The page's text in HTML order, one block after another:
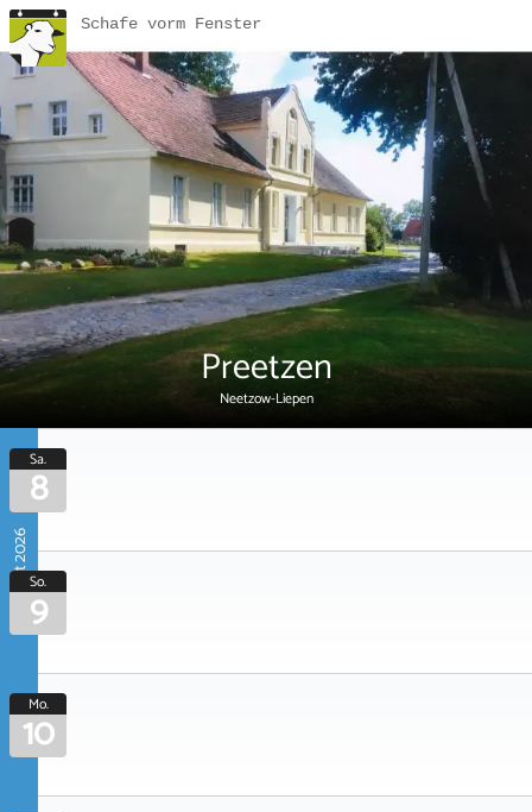
Schafe vorm Fenster
Preetzen
Neetzow-Liepen
August 2026
Sa.
8
So.
9
Mo.
10